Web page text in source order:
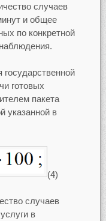
случаев
и общее
по конкретной
готовых
пакета
указанной в
(4)
случаев
в